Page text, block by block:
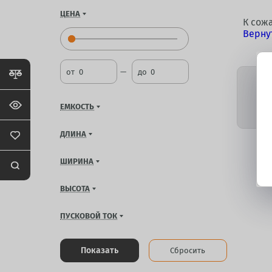
ЦЕНА
от до
ЕМКОСТЬ
ДЛИНА
ШИРИНА
ВЫСОТА
ПУСКОВОЙ ТОК
Показать Сбросить
К